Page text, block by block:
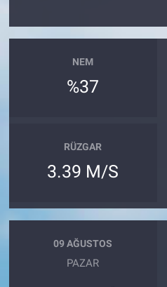
NEM
%37
RÜZGAR
3.39 M/S
09 AĞUSTOS
PAZAR